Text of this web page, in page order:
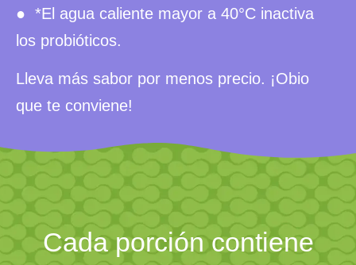
● *El agua caliente mayor a 40°C inactiva
los probióticos.
Lleva más sabor por menos precio. ¡Obio
que te conviene!
Cada porción contiene